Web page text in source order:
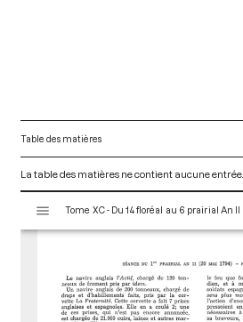
Table des matières
La table des matières ne contient aucune entrée.
s